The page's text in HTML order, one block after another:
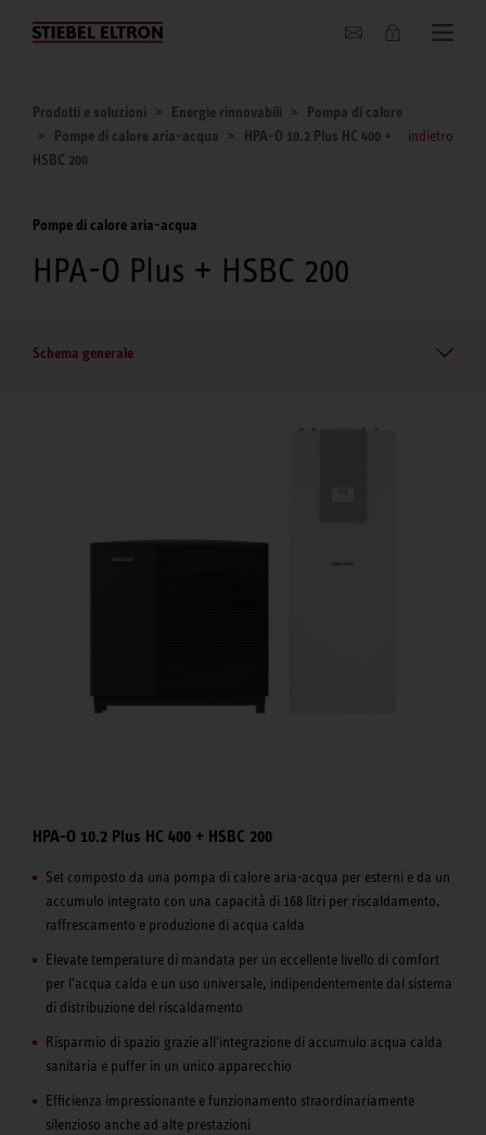
Chi siamo
Prodotti e soluzioni Energie rinnovabili
Pompa di calore
Pompe di calore aria-acqua
HPA-O 10.2 Plus HC 400 +
HSBC 200
indietro
Pompe di calore aria-acqua
HPA-O Plus + HSBC 200
Schema generale
HPA-O 10.2 Plus HC 400 + HSBC 200
Set composto da una pompa di calore aria-acqua per esterni e da un
accumulo integrato con una capacità di 168 litri per riscaldamento,
raffrescamento e produzione di acqua calda
Elevate temperature di mandata per un eccellente livello di comfort
per l'acqua calda e un uso universale, indipendentemente dal sistema
di distribuzione del riscaldamento
Risparmio di spazio grazie all'integrazione di accumulo acqua calda
sanitaria e puffer in un unico apparecchio
Efficienza impressionante e funzionamento straordinariamente
silenzioso anche ad alte prestazioni